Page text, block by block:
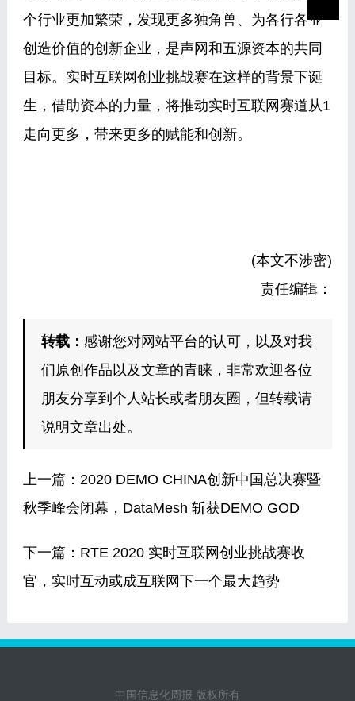
个行业更加繁荣，发现更多独角兽、为各行各业
创造价值的创新企业，是声网和五源资本的共同
目标。实时互联网创业挑战赛在这样的背景下诞
生，借助资本的力量，将推动实时互联网赛道从1
走向更多，带来更多的赋能和创新。
(本文不涉密)
责任编辑：
转载： 感谢您对网站平台的认可，以及对我
们原创作品以及文章的青睐，非常欢迎各位
朋友分享到个人站长或者朋友圈，但转载请
说明文章出处。
上一篇： 2020 DEMO CHINA创新中国总决赛暨
秋季峰会闭幕，DataMesh 斩获DEMO GOD
下一篇： RTE 2020 实时互联网创业挑战赛收
官，实时互动或成互联网下一个最大趋势
中国信息化周报 版权所有